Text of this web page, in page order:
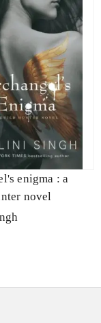
enigma : a
novel